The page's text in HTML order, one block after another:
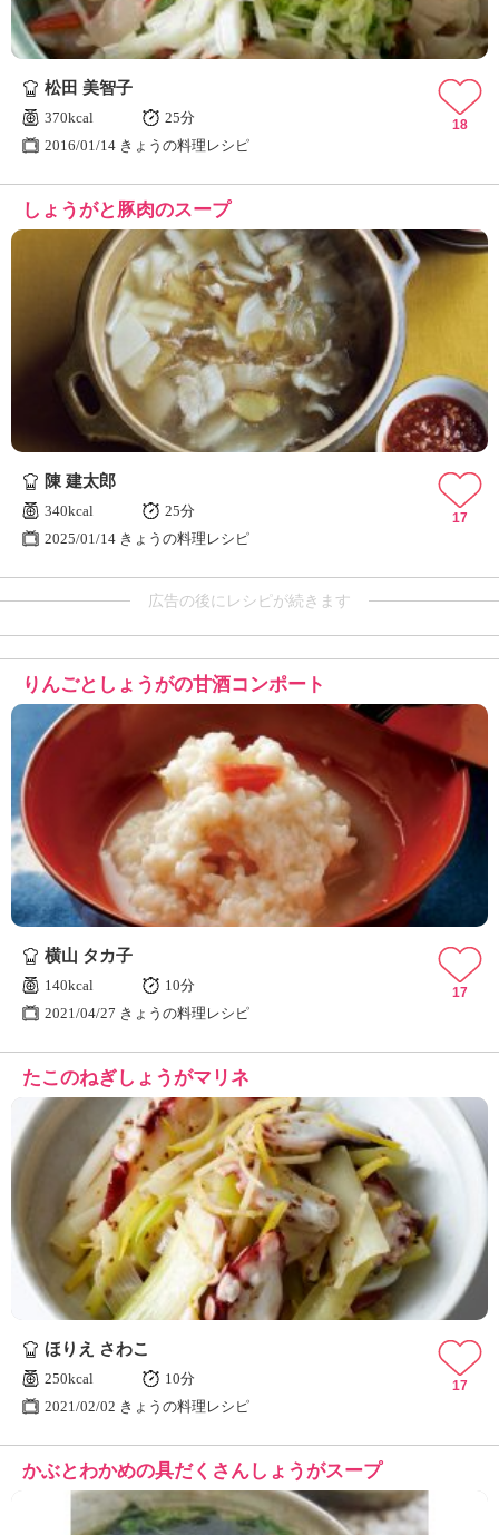
松田 美智子
370kcal
25分
2016/01/14 きょうの料理レシピ
18
しょうがと豚肉のスープ
陳 建太郎
340kcal
25分
2025/01/14 きょうの料理レシピ
17
広告の後にレシピが続きます
りんごとしょうがの甘酒コンポート
横山 タカ子
140kcal
10分
2021/04/27 きょうの料理レシピ
17
たこのねぎしょうがマリネ
ほりえ さわこ
250kcal
10分
2021/02/02 きょうの料理レシピ
17
かぶとわかめの具だくさんしょうがスープ